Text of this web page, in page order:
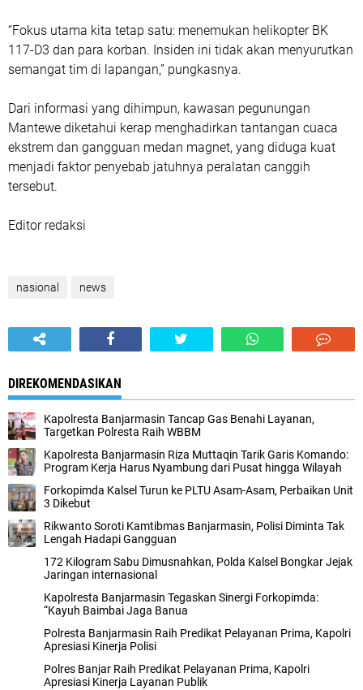
“Fokus utama kita tetap satu: menemukan helikopter BK
117-D3 dan para korban. Insiden ini tidak akan menyurutkan
semangat tim di lapangan,” pungkasnya.
Dari informasi yang dihimpun, kawasan pegunungan
Mantewe diketahui kerap menghadirkan tantangan cuaca
ekstrem dan gangguan medan magnet, yang diduga kuat
menjadi faktor penyebab jatuhnya peralatan canggih
tersebut.
Editor redaksi
nasional news
DIREKOMENDASIKAN
Kapolresta Banjarmasin Tancap Gas Benahi Layanan,
Targetkan Polresta Raih WBBM
Kapolresta Banjarmasin Riza Muttaqin Tarik Garis Komando:
Program Kerja Harus Nyambung dari Pusat hingga Wilayah
Forkopimda Kalsel Turun ke PLTU Asam-Asam, Perbaikan Unit
3 Dikebut
Rikwanto Soroti Kamtibmas Banjarmasin, Polisi Diminta Tak
Lengah Hadapi Gangguan
172 Kilogram Sabu Dimusnahkan, Polda Kalsel Bongkar Jejak
Jaringan internasional
Kapolresta Banjarmasin Tegaskan Sinergi Forkopimda:
“Kayuh Baimbai Jaga Banua
Polresta Banjarmasin Raih Predikat Pelayanan Prima, Kapolri
Apresiasi Kinerja Polisi
Polres Banjar Raih Predikat Pelayanan Prima, Kapolri
Apresiasi Kinerja Layanan Publik